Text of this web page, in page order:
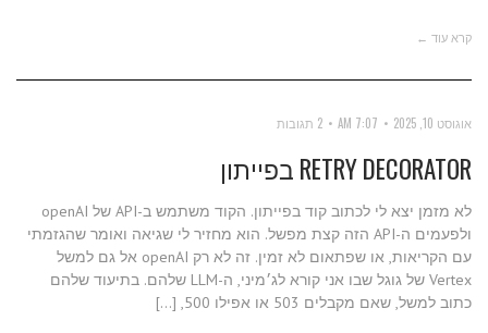
קרא עוד ←
אוגוסט 10, 2025 7:07 AM 2 תגובות
RETRY DECORATOR בפייתון
לא מזמן יצא לי לכתוב קוד בפייתון. הקוד משתמש ב-API של openAI
ולפעמים ה-API הזה קצת מפשל. הוא מחזיר לי שגיאה ואומר שהגזמתי
עם הקריאות, או שפתאום לא זמין. זה לא רק openAI אל גם למשל
Vertex של גוגל שבו אני קורא לג׳מיני, ה-LLM שלהם. בתיעוד שלהם
כתוב למשל, שאם מקבלים 503 או אפילו 500, […]